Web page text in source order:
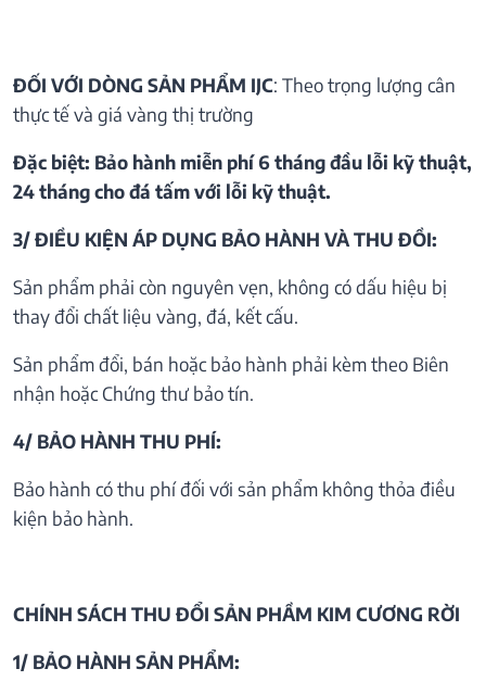
ĐỐI VỚI DÒNG SẢN PHẨM IJC: Theo trọng lượng cân
thực tế và giá vàng thị trường
Đặc biệt: Bảo hành miễn phí 6 tháng đầu lỗi kỹ thuật,
24 tháng cho đá tấm với lỗi kỹ thuật.
3/ ĐIỀU KIỆN ÁP DỤNG BẢO HÀNH VÀ THU ĐỒI:
Sản phẩm phải còn nguyên vẹn, không có dấu hiệu bị
thay đổi chất liệu vàng, đá, kết cấu.
Sản phẩm đổi, bán hoặc bảo hành phải kèm theo Biên
nhận hoặc Chứng thư bảo tín.
4/ BẢO HÀNH THU PHÍ:
Bảo hành có thu phí đối với sản phẩm không thỏa điều
kiện bảo hành.
CHÍNH SÁCH THU ĐỔI SẢN PHẦM KIM CƯƠNG RỜI
1/ BẢO HÀNH SẢN PHẨM: